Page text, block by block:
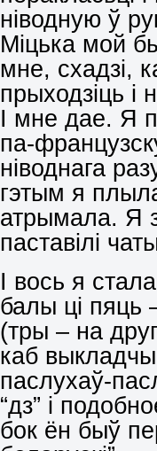
ніводную ў
Міцька мой
мне, схадзі,
прыходзіць і
І мне дае. Я
па-
ніводнага
гэтым я
атрымала. Я
паставілі
І вось я
балы ці пяць
(тры – на
каб
паслухаў-
“дз” і
бок ён быў